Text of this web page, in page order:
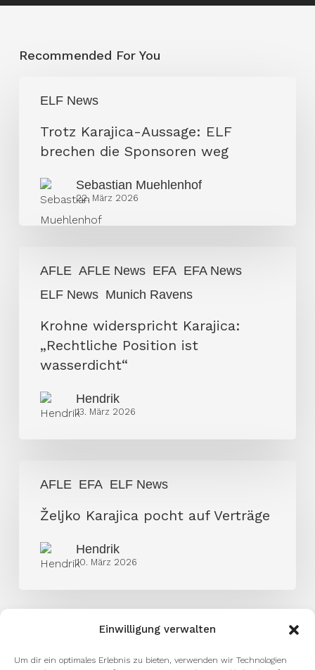
Einwilligung verwalten
Um dir ein optimales Erlebnis zu bieten, verwenden wir Technologien
Recommended For You
ELF News
Karajica-
Aussage:
Trotz Karajica-Aussage: ELF
brechen die Sponsoren weg
Sebastian Muehlenhof
22. März 2026
AFLE AFLE News EFA EFA News
ELF News Munich Ravens
widerspricht
Karajica:
Krohne widerspricht Karajica:
„Rechtliche Position ist
wasserdicht“
Hendrik
13. März 2026
AFLE EFA ELF News
Karajica
pocht
Verträge
Željko Karajica pocht auf Verträge
Hendrik
10. März 2026